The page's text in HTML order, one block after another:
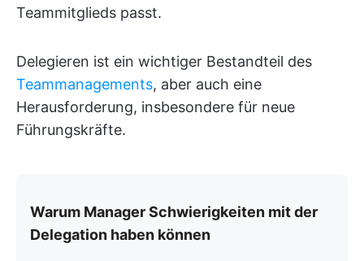
Teammitglieds passt.
Delegieren ist ein wichtiger Bestandteil des
Teammanagements, aber auch eine
Herausforderung, insbesondere für neue
Führungskräfte.
Warum Manager Schwierigkeiten mit der
Delegation haben können